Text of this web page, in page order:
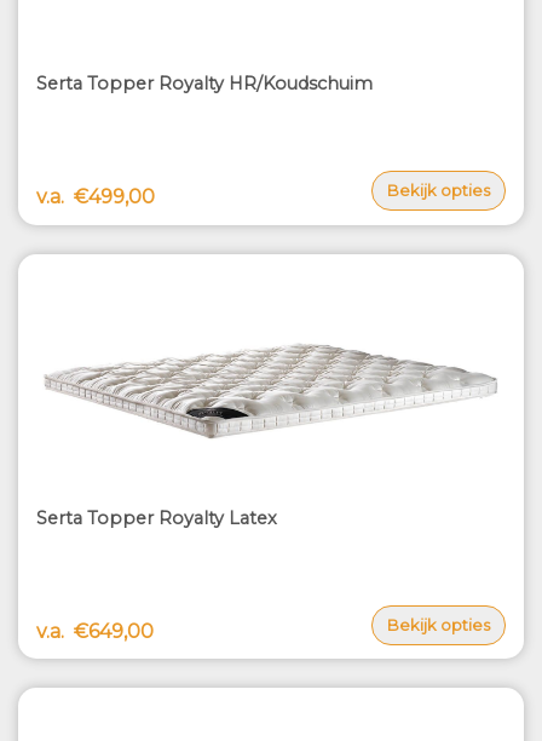
Serta Topper Royalty HR/Koudschuim
v.a. €499,00 Bekijk opties
Serta Topper Royalty Latex
v.a. €649,00 Bekijk opties